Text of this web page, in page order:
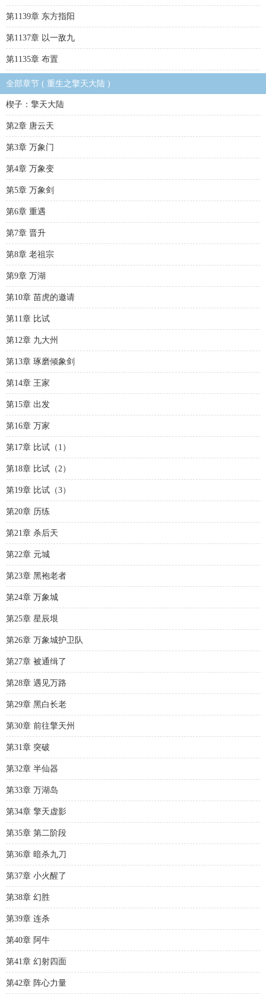
第1139章 东方指阳
第1137章 以一敌九
第1135章 布置
全部章节 ( 重生之擎天大陆 )
楔子：擎天大陆
第2章 唐云天
第3章 万象门
第4章 万象变
第5章 万象剑
第6章 重遇
第7章 晋升
第8章 老祖宗
第9章 万湖
第10章 苗虎的邀请
第11章 比试
第12章 九大州
第13章 琢磨倾象剑
第14章 王家
第15章 出发
第16章 万家
第17章 比试（1）
第18章 比试（2）
第19章 比试（3）
第20章 历练
第21章 杀后天
第22章 元城
第23章 黑袍老者
第24章 万象城
第25章 星辰垠
第26章 万象城护卫队
第27章 被通缉了
第28章 遇见万路
第29章 黑白长老
第30章 前往擎天州
第31章 突破
第32章 半仙器
第33章 万湖岛
第34章 擎天虚影
第35章 第二阶段
第36章 暗杀九刀
第37章 小火醒了
第38章 幻胜
第39章 连杀
第40章 阿牛
第41章 幻射四面
第42章 阵心力量